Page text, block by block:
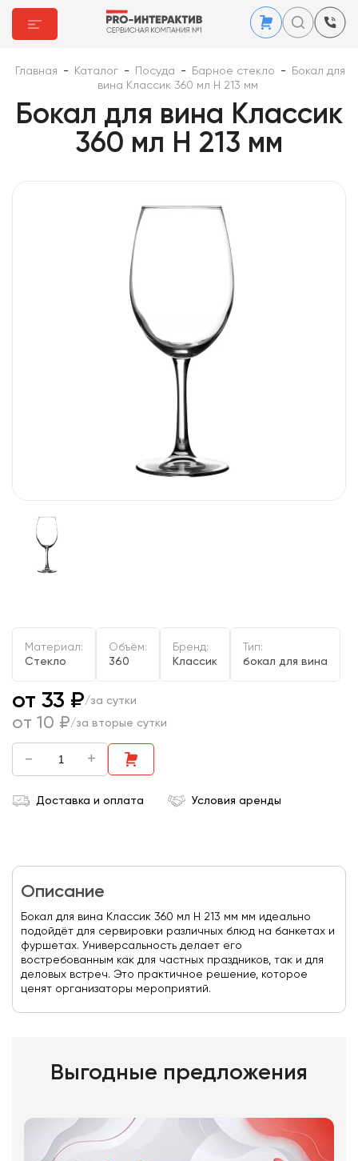
Главная - Каталог - Посуда - Барное стекло -
Бокал для
вина Классик 360 мл Н 213 мм
Бокал для вина Классик
360 мл Н 213 мм
Материал:
Стекло
Объём:
360
Бренд:
Классик
Тип:
бокал для вина
от 33 ₽/за сутки
от 10 ₽/за вторые сутки
- +
Доставка и оплата Условия аренды
Описание
Бокал для вина Классик 360 мл Н 213 мм мм идеально
подойдёт для сервировки различных блюд на банкетах и
фуршетах. Универсальность делает его
востребованным как для частных праздников, так и для
деловых встреч. Это практичное решение, которое
ценят организаторы мероприятий.
Выгодные предложения